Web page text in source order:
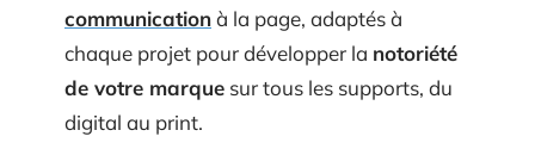
communicationà la page, adaptés à
chaque projet pour développer la notoriété
de votre marque sur tous les supports, du
digital au print.